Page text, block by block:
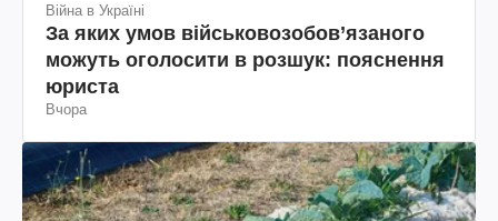
Війна в Україні
За яких умов військовозобов’язаного
можуть оголосити в розшук: пояснення
юриста
Вчора